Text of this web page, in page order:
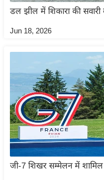
w
इ
स्टा
ल
टे
क्नॉ
लॉ
जी
डल झील में शिकारा की
Jun 18, 2026
जी-7 शिखर सम्मेलन में शामिल